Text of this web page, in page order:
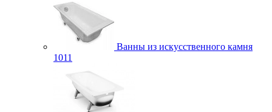
Ванны из искусственного камня
1011